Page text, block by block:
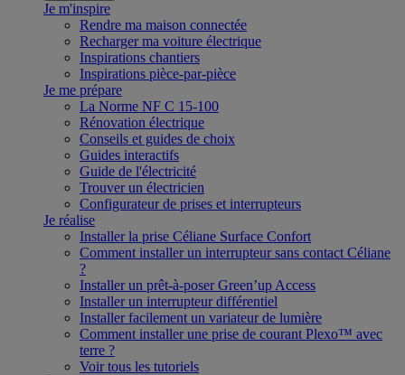
Je m'inspire
Rendre ma maison connectée
Recharger ma voiture électrique
Inspirations chantiers
Inspirations pièce-par-pièce
Je me prépare
La Norme NF C 15-100
Rénovation électrique
Conseils et guides de choix
Guides interactifs
Guide de l'électricité
Trouver un électricien
Configurateur de prises et interrupteurs
Je réalise
Installer la prise Céliane Surface Confort
Comment installer un interrupteur sans contact Céliane
?
Installer un prêt-à-poser Green’up Access
Installer un interrupteur différentiel
Installer facilement un variateur de lumière
Comment installer une prise de courant Plexo™ avec
terre ?
Voir tous les tutoriels